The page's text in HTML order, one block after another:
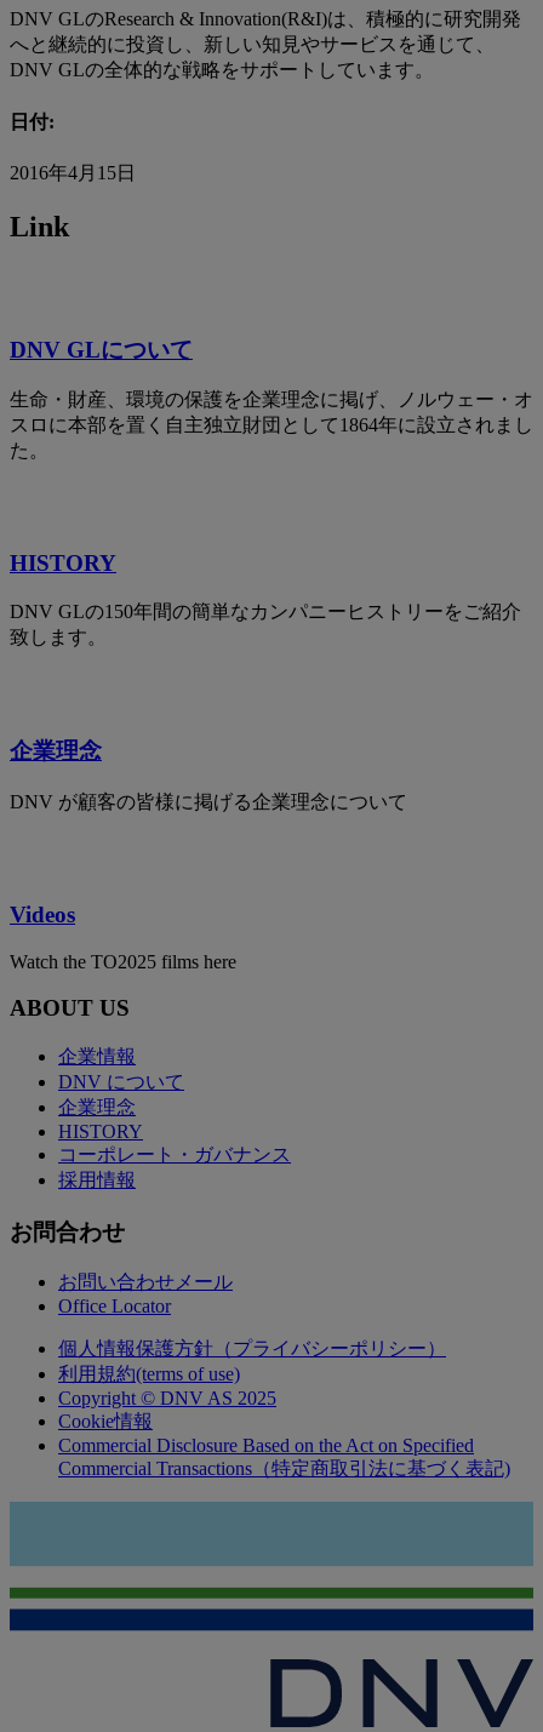
DNV GLのResearch & Innovation(R&I)は、積極的に研究開発
へと継続的に投資し、新しい知見やサービスを通じて、
DNV GLの全体的な戦略をサポートしています。
日付:
2016年4月15日
Link
DNV GLについて
生命・財産、環境の保護を企業理念に掲げ、ノルウェー・オ
スロに本部を置く自主独立財団として1864年に設立されまし
た。
HISTORY
DNV GLの150年間の簡単なカンパニーヒストリーをご紹介
致します。
企業理念
DNV が顧客の皆様に掲げる企業理念について
Videos
Watch the TO2025 films here
ABOUT US
企業情報
DNV について
企業理念
HISTORY
コーポレート・ガバナンス
採用情報
お問合わせ
お問い合わせメール
Office Locator
個人情報保護方針（プライバシーポリシー）
利用規約(terms of use)
Copyright © DNV AS 2025
Cookie情報
Commercial Disclosure Based on the Act on Specified
Commercial Transactions（特定商取引法に基づく表記)